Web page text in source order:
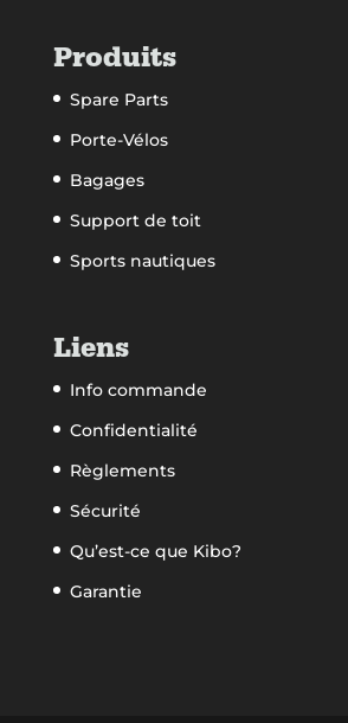
Produits
Spare Parts
Porte-Vélos
Bagages
Support de toit
Sports nautiques
Liens
Info commande
Confidentialité
Règlements
Sécurité
Qu’est-ce que Kibo?
Garantie